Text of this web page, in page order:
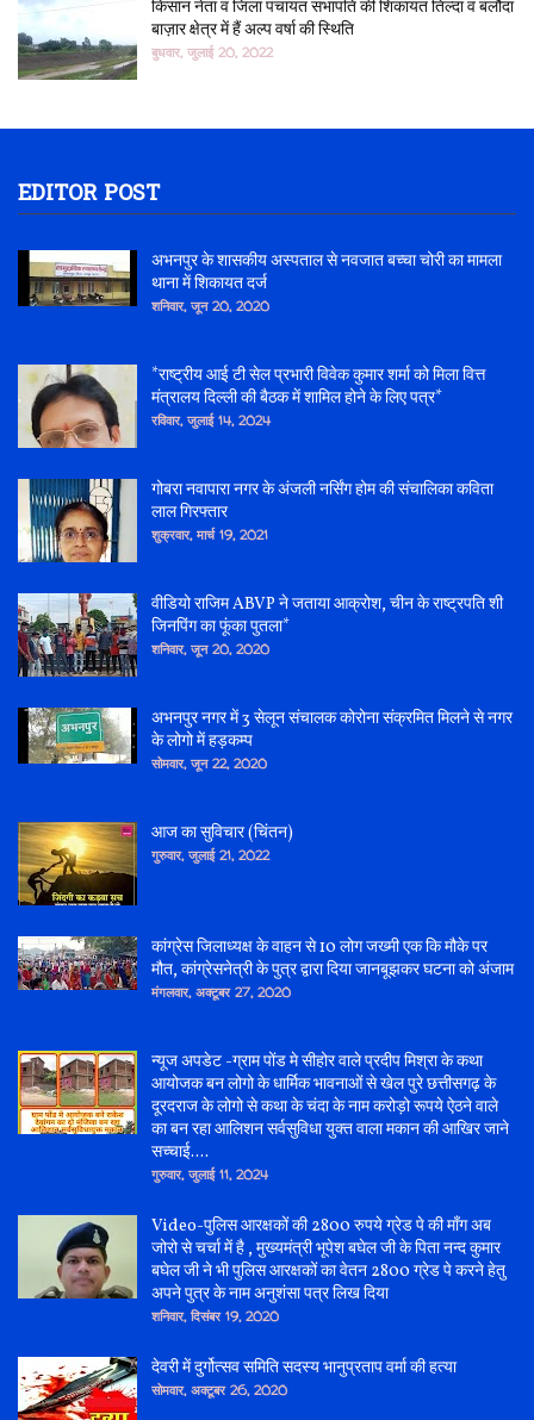
किसान नेता व जिला पंचायत सभापति की शिकायत तिल्दा व बलौदा
बाज़ार क्षेत्र में हैं अल्प वर्षा की स्थिति
बुधवार, जुलाई 20, 2022
EDITOR POST
अभनपुर के शासकीय अस्पताल से नवजात बच्चा चोरी का मामला
थाना में शिकायत दर्ज
शनिवार, जून 20, 2020
*राष्ट्रीय आई टी सेल प्रभारी विवेक कुमार शर्मा को मिला वित्त
मंत्रालय दिल्ली की बैठक में शामिल होने के लिए पत्र*
रविवार, जुलाई 14, 2024
गोबरा नवापारा नगर के अंजली नर्सिंग होम की संचालिका कविता
लाल गिरफ्तार
शुक्रवार, मार्च 19, 2021
वीडियो राजिम ABVP ने जताया आक्रोश, चीन के राष्ट्रपति शी
जिनपिंग का फूंका पुतला*
शनिवार, जून 20, 2020
अभनपुर नगर में 3 सेलून संचालक कोरोना संक्रमित मिलने से नगर
के लोगो में हड़कम्प
सोमवार, जून 22, 2020
आज का सुविचार (चिंतन)
गुरुवार, जुलाई 21, 2022
कांग्रेस जिलाध्यक्ष के वाहन से 10 लोग जख्मी एक कि मौके पर
मौत, कांग्रेसनेत्री के पुत्र द्वारा दिया जानबूझकर घटना को अंजाम
मंगलवार, अक्टूबर 27, 2020
न्यूज अपडेट -ग्राम पोंड मे सीहोर वाले प्रदीप मिश्रा के कथा
आयोजक बन लोगो के धार्मिक भावनाओं से खेल पुरे छत्तीसगढ़ के
दूरदराज के लोगो से कथा के चंदा के नाम करोड़ो रूपये ऐठने वाले
का बन रहा आलिशन सर्वसुविधा युक्त वाला मकान की आखिर जाने
सच्चाई....
गुरुवार, जुलाई 11, 2024
Video-पुलिस आरक्षकों की 2800 रुपये ग्रेड पे की माँग अब
जोरो से चर्चा में है , मुख्यमंत्री भूपेश बघेल जी के पिता नन्द कुमार
बघेल जी ने भी पुलिस आरक्षकों का वेतन 2800 ग्रेड पे करने हेतु
अपने पुत्र के नाम अनुशंसा पत्र लिख दिया
शनिवार, दिसंबर 19, 2020
देवरी में दुर्गोत्सव समिति सदस्य भानुप्रताप वर्मा की हत्या
सोमवार, अक्टूबर 26, 2020